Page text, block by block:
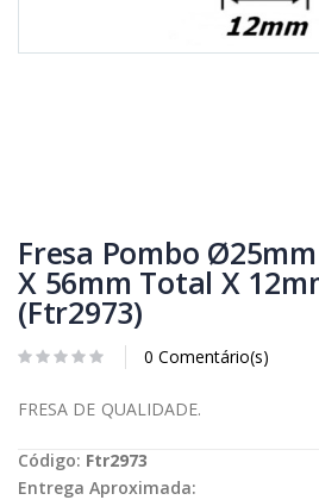
Fresa Pombo
X 56mm Total X
(Ftr2973)
0 Comentário(s)
FRESA DE QUALIDADE.
Código: Ftr2973
Entrega Aproximada: